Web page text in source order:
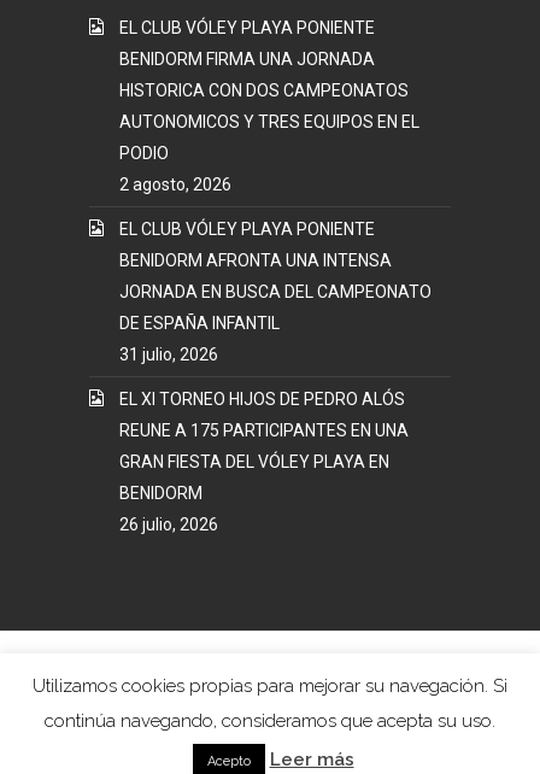
EL CLUB VÓLEY PLAYA PONIENTE
BENIDORM FIRMA UNA JORNADA
HISTORICA CON DOS CAMPEONATOS
AUTONOMICOS Y TRES EQUIPOS EN EL
PODIO
2 agosto, 2026
EL CLUB VÓLEY PLAYA PONIENTE
BENIDORM AFRONTA UNA INTENSA
JORNADA EN BUSCA DEL CAMPEONATO
DE ESPAÑA INFANTIL
31 julio, 2026
EL XI TORNEO HIJOS DE PEDRO ALÓS
REUNE A 175 PARTICIPANTES EN UNA
GRAN FIESTA DEL VÓLEY PLAYA EN
BENIDORM
26 julio, 2026
Política Privacidad
Voley Playa Poniente Benidorm © 2017. Todos los
Derechos Reservados.
Utilizamos cookies propias para mejorar su navegación. Si
continúa navegando, consideramos que acepta su uso.
Acepto Leer más